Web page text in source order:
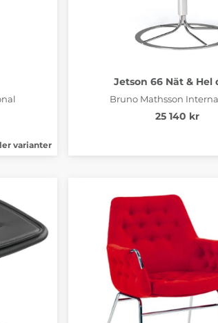
varianter
Jetson 66 Nät & Hel
Bruno Mathsson
25 140 kr